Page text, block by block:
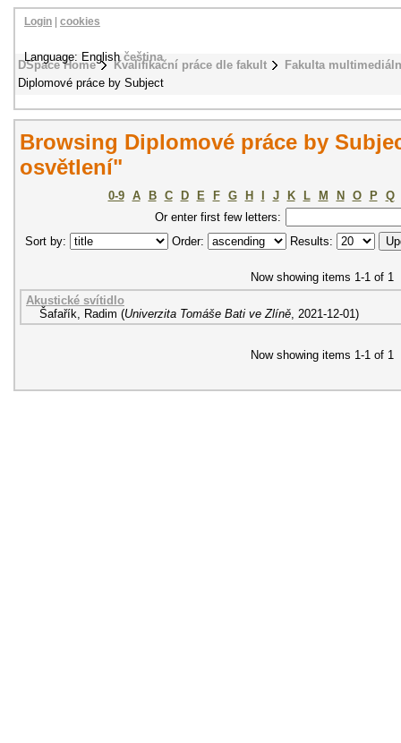
DSpace Home Kvalifikační práce dle fakult
Fakulta
Diplomové práce by Subject
Login cookies
Language: Englishčeština
Browsing Diplomové práce by
osvětlení"
0-9 A B C D E F G H J K L M N O P
Q
Or enter first few letters:
Sort by:
Order: Results:
Now showing items 1-1 of 1
Akustické svítidlo
Šafařík, Radim (Univerzita Tomáše Bati ve Zlíně, 2021-12-01)
Now showing items 1-1 of 1